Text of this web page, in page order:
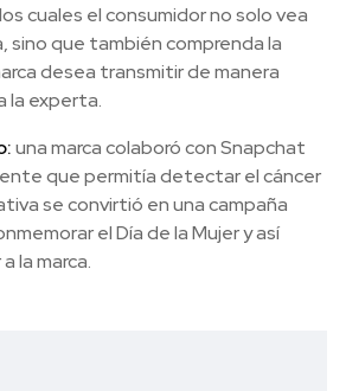
cuales el consumidor no solo vea
sino que también comprenda la
desea transmitir de manera
la experta.
una marca colaboró con Snapchat
que permitía detectar el cáncer
se convirtió en una campaña
el Día de la Mujer y así
la marca.